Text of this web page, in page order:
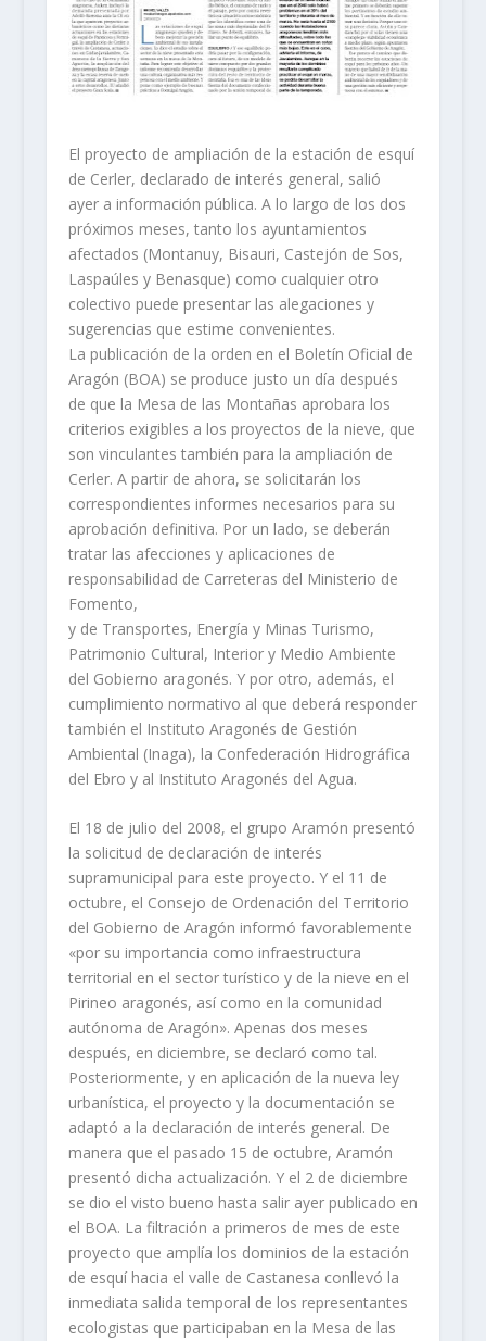
El proyecto de ampliación de la estación de esquí
de Cerler, declarado de interés general, salió
ayer a información pública. A lo largo de los dos
próximos meses, tanto los ayuntamientos
afectados (Montanuy, Bisauri, Castejón de Sos,
Laspaúles y Benasque) como cualquier otro
colectivo puede presentar las alegaciones y
sugerencias que estime convenientes.
La publicación de la orden en el Boletín Oficial de
Aragón (BOA) se produce justo un día después
de que la Mesa de las Montañas aprobara los
criterios exigibles a los proyectos de la nieve, que
son vinculantes también para la ampliación de
Cerler. A partir de ahora, se solicitarán los
correspondientes informes necesarios para su
aprobación definitiva. Por un lado, se deberán
tratar las afecciones y aplicaciones de
responsabilidad de Carreteras del Ministerio de
Fomento,
y de Transportes, Energía y Minas Turismo,
Patrimonio Cultural, Interior y Medio Ambiente
del Gobierno aragonés. Y por otro, además, el
cumplimiento normativo al que deberá responder
también el Instituto Aragonés de Gestión
Ambiental (Inaga), la Confederación Hidrográfica
del Ebro y al Instituto Aragonés del Agua.
El 18 de julio del 2008, el grupo Aramón presentó
la solicitud de declaración de interés
supramunicipal para este proyecto. Y el 11 de
octubre, el Consejo de Ordenación del Territorio
del Gobierno de Aragón informó favorablemente
«por su importancia como infraestructura
territorial en el sector turístico y de la nieve en el
Pirineo aragonés, así como en la comunidad
autónoma de Aragón». Apenas dos meses
después, en diciembre, se declaró como tal.
Posteriormente, y en aplicación de la nueva ley
urbanística, el proyecto y la documentación se
adaptó a la declaración de interés general. De
manera que el pasado 15 de octubre, Aramón
presentó dicha actualización. Y el 2 de diciembre
se dio el visto bueno hasta salir ayer publicado en
el BOA. La filtración a primeros de mes de este
proyecto que amplía los dominios de la estación
de esquí hacia el valle de Castanesa conllevó la
inmediata salida temporal de los representantes
ecologistas que participaban en la Mesa de las